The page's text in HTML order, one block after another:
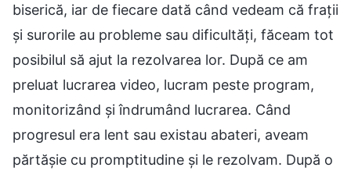
biserică, iar de fiecare dată când vedeam că frații
și surorile au probleme sau dificultăți, făceam tot
posibilul să ajut la rezolvarea lor. După ce am
preluat lucrarea video, lucram peste program,
monitorizând și îndrumând lucrarea. Când
progresul era lent sau existau abateri, aveam
părtășie cu promptitudine și le rezolvam. După o